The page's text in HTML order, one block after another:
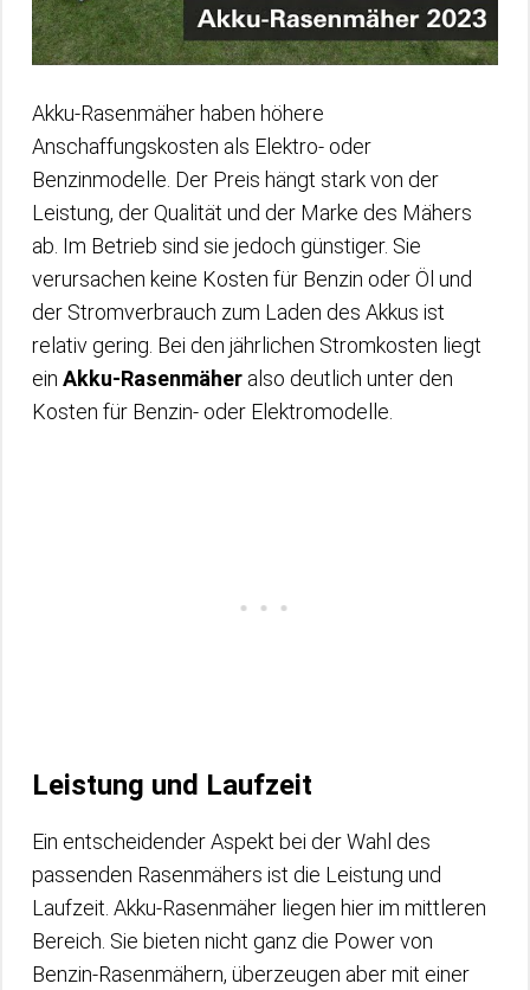
Akku-Rasenmäher haben höhere
Anschaffungskosten als Elektro- oder
Benzinmodelle. Der Preis hängt stark von der
Leistung, der Qualität und der Marke des Mähers
ab. Im Betrieb sind sie jedoch günstiger. Sie
verursachen keine Kosten für Benzin oder Öl und
der Stromverbrauch zum Laden des Akkus ist
relativ gering. Bei den jährlichen Stromkosten liegt
ein Akku-Rasenmäher also deutlich unter den
Kosten für Benzin- oder Elektromodelle.
Leistung und Laufzeit
Ein entscheidender Aspekt bei der Wahl des
passenden Rasenmähers ist die Leistung und
Laufzeit. Akku-Rasenmäher liegen hier im mittleren
Bereich. Sie bieten nicht ganz die Power von
Benzin-Rasenmähern, überzeugen aber mit einer